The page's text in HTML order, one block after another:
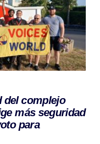
del complejo
más seguridad
para